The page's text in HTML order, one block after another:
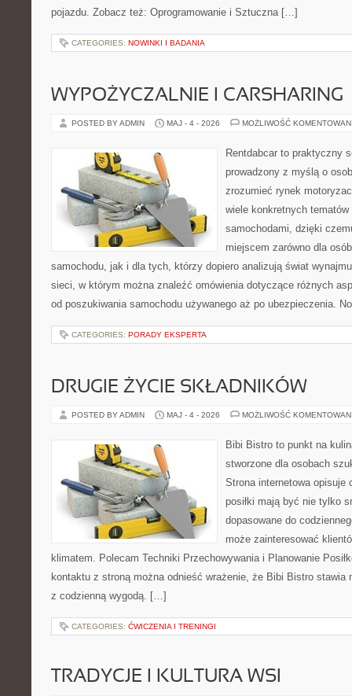
pojazdu. Zobacz też: Oprogramowanie i Sztuczna […]
CATEGORIES: NOWINKI I BADANIA
WYPOŻYCZALNIE I CARSHARING
POSTED BY ADMIN MAJ - 4 - 2026 MOŻLIWOŚĆ
Rentdabcar to praktyczny
prowadzony z myślą o
zrozumieć rynek
wiele konkretnych
samochodami, dzięki
miejscem zarówno dla
samochodu, jak i dla tych, którzy dopiero analizują świat
sieci, w którym można znaleźć omówienia dotyczące różnych
od poszukiwania samochodu używanego aż po ubezpieczenia.
CATEGORIES: PORADY EKSPERTA
DRUGIE ŻYCIE SKŁADNIKÓW
POSTED BY ADMIN MAJ - 4 - 2026 MOŻLIWOŚĆ
Bibi Bistro to punkt na
stworzone dla osobach
Strona internetowa opisuje
posiłki mają być nie tylko
dopasowane do
może zainteresować
klimatem. Polecam Techniki Przechowywania i Planowanie
kontaktu z stroną można odnieść wrażenie, że Bibi Bistro stawia
z codzienną wygodą. […]
CATEGORIES: ĆWICZENIA I TRENINGI
TRADYCJE I KULTURA WSI